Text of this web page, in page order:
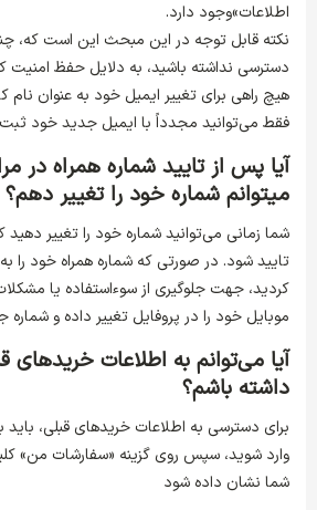
اطلاعات»وجود دارد.
نکته قابل توجه در این مبحث این است که،
دسترسی نداشته باشید، به دلایل حفظ امنیت
هیچ راهی برای تغییر ایمیل خود به عنوان نام
فقط می‌توانید مجدداً با ایمیل جدید خود ثبت
آیا پس از تایید شماره همراه در
میتوانم شماره خود را تغییر دهم؟
شما زمانی می‌توانید شماره خود را تغییر دهید
تایید شود. در صورتی که شماره همراه خود را
کردید، جهت جلوگیری از سوءاستفاده یا
موبایل خود را در پروفایل تغییر داده و
آیا می‌‏توانم به اطلاعات
داشته باشم؟
برای دسترسی به اطلاعات خریدهای قبلی،
وارد شوید، سپس روی گزینه «سفارشات من»
شما نشان داده ‏شود